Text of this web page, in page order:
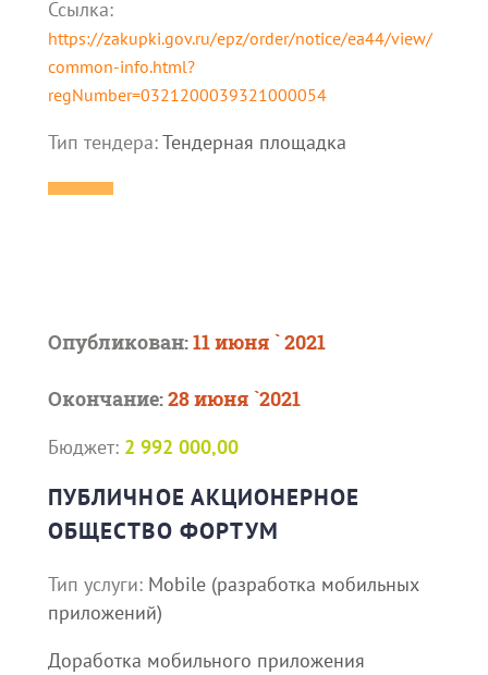
Ссылка:
https://zakupki.gov.ru/epz/order/notice/ea44/view/
common-info.html?
regNumber=0321200039321000054
Тип тендера:Тендерная площадка
Опубликован:11 июня ` 2021
Окончание:28 июня `2021
Бюджет: 2 992 000,00
ПУБЛИЧНОЕ АКЦИОНЕРНОЕ
ОБЩЕСТВО ФОРТУМ
Тип услуги: Mobile (разработка мобильных
приложений)
Доработка мобильного приложения